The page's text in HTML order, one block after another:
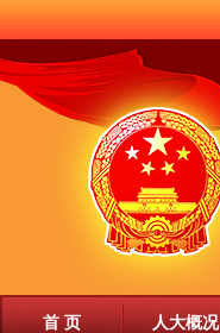
首 页 人大概况